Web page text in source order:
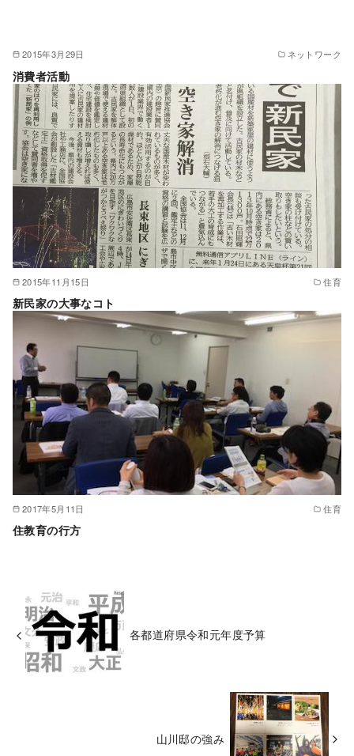
2015年3月29日 ネットワーク
消費者活動
2015年11月15日 住育
新民家の大事なコト
2017年5月11日 住育
住教育の行方
各都道府県令和元年度予算
山川邸の強み